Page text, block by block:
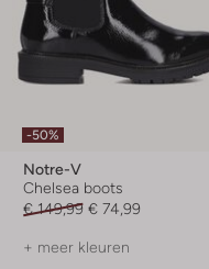
-50%
Notre-V
Chelsea boots
€ 149,99 € 74,99
+ meer kleuren